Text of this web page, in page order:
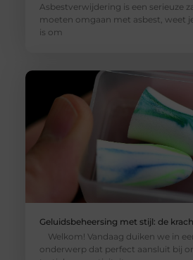
Asbestverwijdering is een serieuze
moeten omgaan met asbest, weet
is om
Geluidsbeheersing met stijl: de
Welkom! Vandaag duiken we in
onderwerp dat perfect aansluit bij